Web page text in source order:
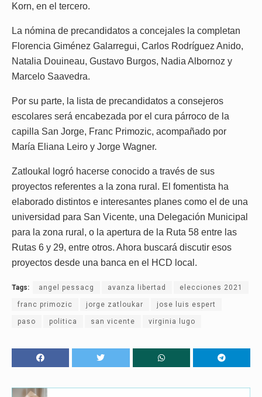
Korn, en el tercero.
La nómina de precandidatos a concejales la completan
Florencia Giménez Galarregui, Carlos Rodríguez Anido,
Natalia Douineau, Gustavo Burgos, Nadia Albornoz y
Marcelo Saavedra.
Por su parte, la lista de precandidatos a consejeros
escolares será encabezada por el cura párroco de la
capilla San Jorge, Franc Primozic, acompañado por
María Eliana Leiro y Jorge Wagner.
Zatloukal logró hacerse conocido a través de sus
proyectos referentes a la zona rural. El fomentista ha
elaborado distintos e interesantes planes como el de una
universidad para San Vicente, una Delegación Municipal
para la zona rural, o la apertura de la Ruta 58 entre las
Rutas 6 y 29, entre otros. Ahora buscará discutir esos
proyectos desde una banca en el HCD local.
Tags: angel pessacg avanza libertad elecciones 2021
franc primozic jorge zatloukar jose luis espert
paso politica san vicente virginia lugo